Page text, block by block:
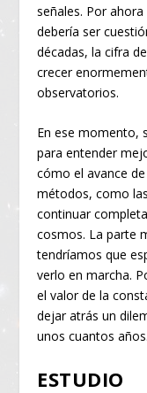
señales. Por
debería ser
décadas, la cifra
crecer
observatorios.
En ese momento,
para entender
cómo el avance
métodos, como
continuar
cosmos. La parte
tendríamos que
verlo en marcha.
el valor de la
dejar atrás un
unos cuantos
ESTUDIO